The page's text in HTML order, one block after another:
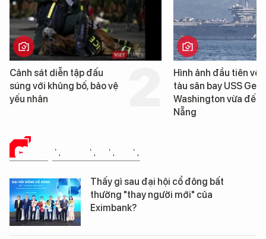
Cảnh sát diễn tập đấu
súng với khủng bố, bảo vệ
yếu nhân
Hình ảnh đầu tiên về
tàu sân bay USS
Washington vừa đến
Nẵng
CHUYỆN DOANH NHÂN
Thấy gì sau đại hội cổ đông bất
thường "thay người mới" của
Eximbank?